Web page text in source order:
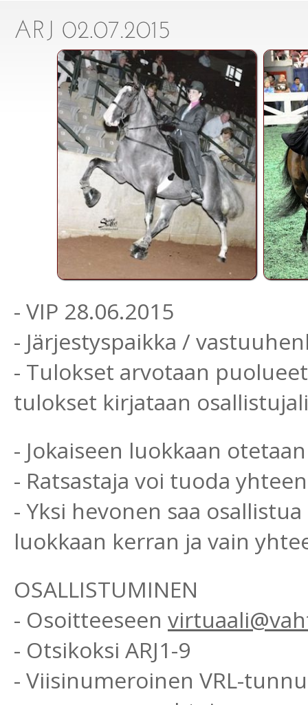
- VIP 28.06.2015
- Järjestyspaikka /
- Tulokset arvotaan
tulokset kirjataan
- Jokaiseen luokkaan
- Ratsastaja voi tuoda
- Yksi hevonen saa
luokkaan kerran ja vain
OSALLISTUMINEN
- Osoitteeseen
- Otsikoksi ARJ1-9
- Viisinumeroinen VRL-